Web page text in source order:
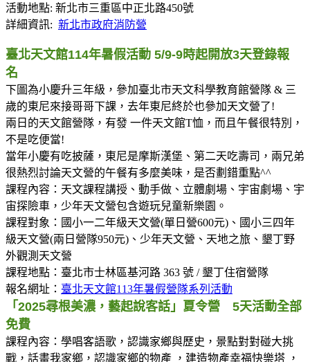
活動地點: 新北市三重區中正北路450號
詳細資訊: 新北市政府消防營
臺北天文館114年暑假活動 5/9-9時起開放3天登錄報
名
下圖為小慶升三年級，參加臺北市天文科學教育館營隊 & 三
歲的東尼來接哥哥下課，去年東尼終於也參加天文營了!
兩日的天文館營隊，有發 一件天文館T恤，而且午餐很特別，
不是吃便當!
當年小慶有吃披薩，東尼是摩斯漢堡、第二天吃壽司，兩兄弟
很熱烈討論天文營的午餐有多麼美味，是否劃錯重點^^
課程內容：天文課程講授、動手做、立體劇場、宇宙劇場、宇
宙探險車，少年天文營包含遊玩兒童新樂園。
課程對象：國小一二年級天文營(單日營600元)、國小三四年
級天文營(兩日營隊950元)、少年天文營、天地之旅、墾丁野
外觀測天文營
課程地點：臺北市士林區基河路 363 號 / 墾丁住宿營隊
報名網址： 臺北天文館113年暑假營隊系列活動
「2025尋根美濃，藝起說客話」夏令營 5天活動全部
免費
課程內容：學唱客語歌，認識家鄉與歷史，景點對對碰大挑
戰，話畫我家鄉，認識家鄉的物產 ，建造物產幸福快樂塔 ，